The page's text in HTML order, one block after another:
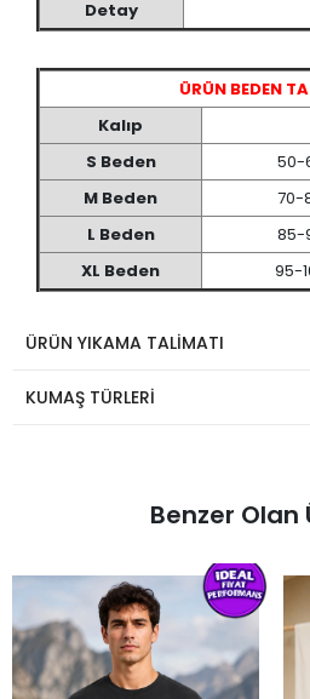
Detay
ÜRÜN BEDEN
Kalıp
S Beden
50-
M Beden
70-
L Beden
85-
XL Beden
95-
ÜRÜN YIKAMA TALİMATI
KUMAŞ TÜRLERİ
Benzer Olan